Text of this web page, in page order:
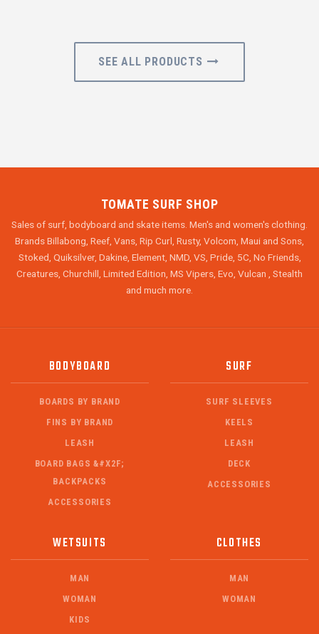
SEE ALL PRODUCTS
TOMATE SURF SHOP
Sales of surf, bodyboard and skate items. Men's and women's clothing.
Brands Billabong, Reef, Vans, Rip Curl, Rusty, Volcom, Maui and Sons,
Stoked, Quiksilver, Dakine, Element, NMD, VS, Pride, 5C, No Friends,
Creatures, Churchill, Limited Edition, MS Vipers, Evo, Vulcan , Stealth
and much more.
BODYBOARD
BOARDS BY BRAND
FINS BY BRAND
LEASH
BOARD BAGS &#X2F;
BACKPACKS
ACCESSORIES
SURF
SURF SLEEVES
KEELS
LEASH
DECK
ACCESSORIES
WETSUITS
MAN
WOMAN
KIDS
CLOTHES
MAN
WOMAN